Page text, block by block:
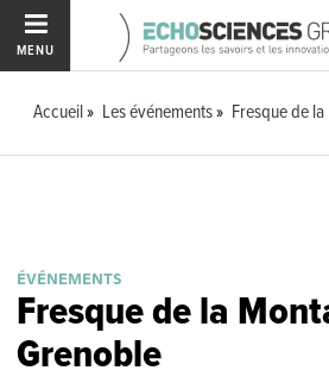
MENU
Accueil Les événements Fresque de
ÉVÉNEMENTS
Fresque de la
Grenoble